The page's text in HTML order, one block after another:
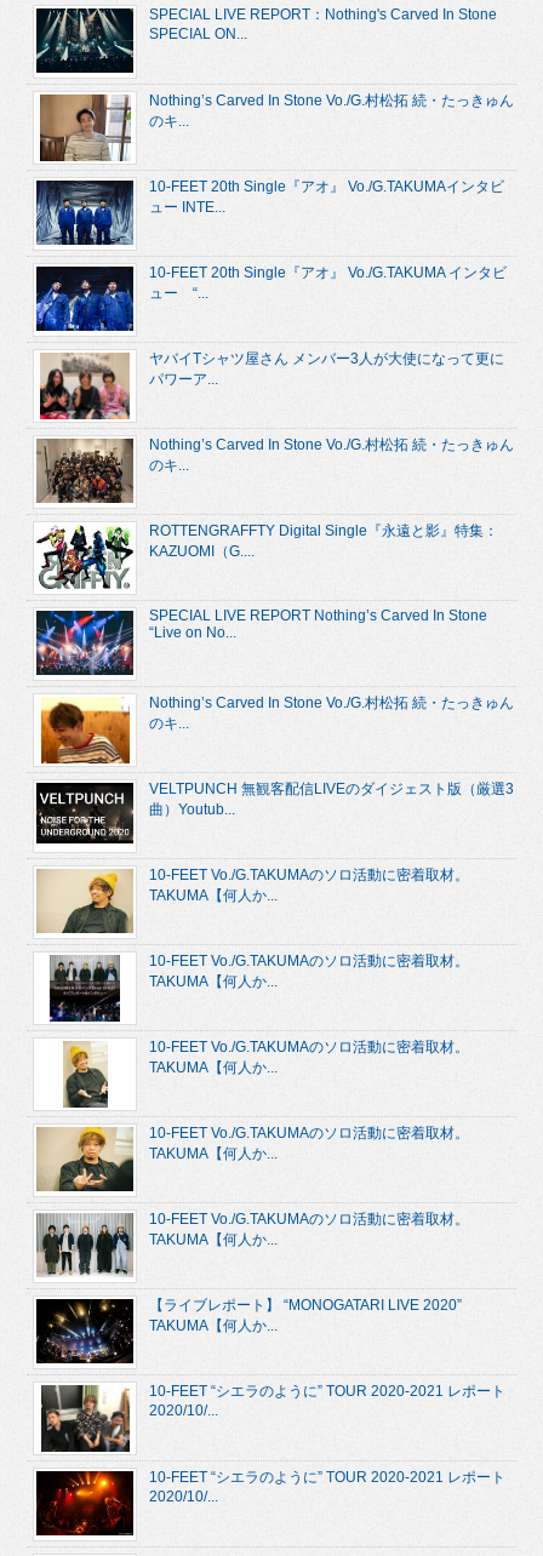
SPECIAL LIVE REPORT：Nothing's Carved In Stone
SPECIAL ON...
Nothing’s Carved In Stone Vo./G.村松拓 続・たっきゅん
のキ...
10-FEET 20th Single『アオ』 Vo./G.TAKUMAインタビ
ュー INTE...
10-FEET 20th Single『アオ』 Vo./G.TAKUMA インタビ
ュー “...
ヤバイTシャツ屋さん メンバー3人が大使になって更に
パワーア...
Nothing’s Carved In Stone Vo./G.村松拓 続・たっきゅん
のキ...
ROTTENGRAFFTY Digital Single『永遠と影』特集：
KAZUOMI（G....
SPECIAL LIVE REPORT Nothing’s Carved In Stone
“Live on No...
Nothing’s Carved In Stone Vo./G.村松拓 続・たっきゅん
のキ...
VELTPUNCH 無観客配信LIVEのダイジェスト版（厳選3
曲）Youtub...
10-FEET Vo./G.TAKUMAのソロ活動に密着取材。
TAKUMA【何人か...
10-FEET Vo./G.TAKUMAのソロ活動に密着取材。
TAKUMA【何人か...
10-FEET Vo./G.TAKUMAのソロ活動に密着取材。
TAKUMA【何人か...
10-FEET Vo./G.TAKUMAのソロ活動に密着取材。
TAKUMA【何人か...
10-FEET Vo./G.TAKUMAのソロ活動に密着取材。
TAKUMA【何人か...
【ライブレポート】 “MONOGATARI LIVE 2020”
TAKUMA【何人か...
10-FEET “シエラのように” TOUR 2020-2021 レポート
2020/10/...
10-FEET “シエラのように” TOUR 2020-2021 レポート
2020/10/...